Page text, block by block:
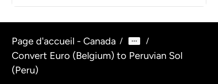
Page d'accueil - Canada / /
Convert Euro (Belgium) to Peruvian Sol
(Peru)